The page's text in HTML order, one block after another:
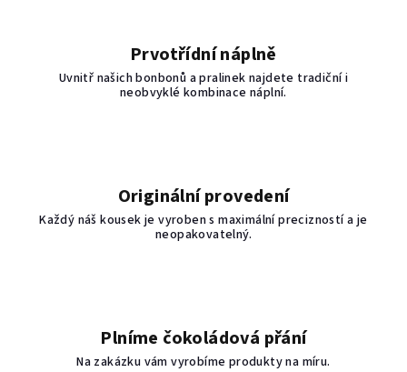
Prvotřídní náplně
Uvnitř našich bonbonů a pralinek najdete tradiční i
neobvyklé kombinace náplní.
Originální provedení
Každý náš kousek je vyroben s maximální precizností a je
neopakovatelný.
Plníme čokoládová přání
Na zakázku vám vyrobíme produkty na míru.